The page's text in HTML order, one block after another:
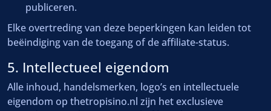
publiceren.
Elke overtreding van deze beperkingen kan leiden tot
beëindiging van de toegang of de affiliate-status.
5. Intellectueel eigendom
Alle inhoud, handelsmerken, logo’s en intellectuele
eigendom op thetropisino.nl zijn het exclusieve